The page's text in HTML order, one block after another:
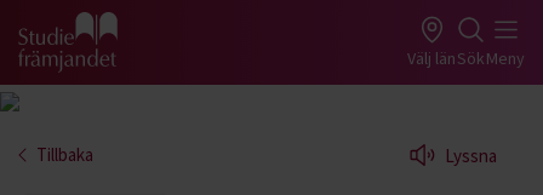
Gå till studiefrämjandets startsida Välj länSökMeny
Tillbaka Lyssna